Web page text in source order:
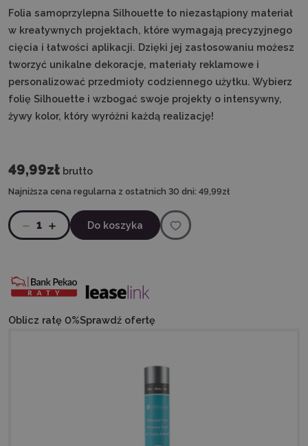
Folia samoprzylepna Silhouette to niezastąpiony materiał
w kreatywnych projektach, które wymagają precyzyjnego
cięcia i łatwości aplikacji. Dzięki jej zastosowaniu możesz
tworzyć unikalne dekoracje, materiały reklamowe i
personalizować przedmioty codziennego użytku. Wybierz
folię Silhouette i wzbogać swoje projekty o intensywny,
żywy kolor, który wyróżni każdą realizację!
49,99zł brutto
Najniższa cena regularna z ostatnich 30 dni: 49,99zł
1 Do koszyka
Oblicz ratę 0%Sprawdź ofertę